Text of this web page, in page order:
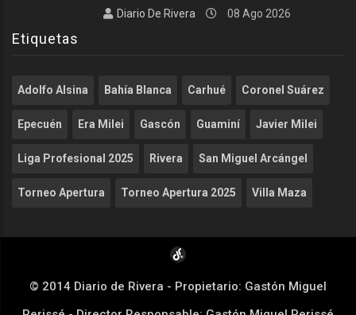
Diario De Rivera 08 Ago 2026
Etiquetas
Adolfo Alsina Bahía Blanca Carhué Coronel Suárez
Epecuén Era Milei Gascón Guaminí Javier Milei
Liga Profesional 2025 Rivera San Miguel Arcángel
Torneo Apertura Torneo Apertura 2025 Villa Maza
© 2014 Diario de Rivera - Propietario: Gastón Miguel